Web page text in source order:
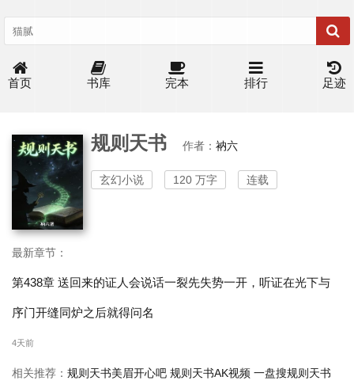
首页 书库 完本 排行 足迹
规则天书 作者： 衲六
玄幻小说 120 万字 连载
最新章节：
第438章 送回来的证人会说话一裂先失势一开，听证在光下与
序门开缝同炉之后就得问名
4天前
相关推荐： 规则天书美眉开心吧 规则天书AK视频 一盘搜规则天书